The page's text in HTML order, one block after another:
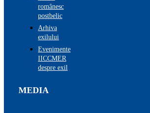
românesc
postbelic
Arhiva
exilului
Evenimente
IICCMER
despre exil
MEDIA